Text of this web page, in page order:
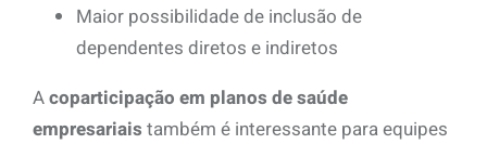
Maior possibilidade de inclusão de
dependentes diretos e indiretos
Acoparticipação em planos de saúde
empresariais também é interessante para equipes